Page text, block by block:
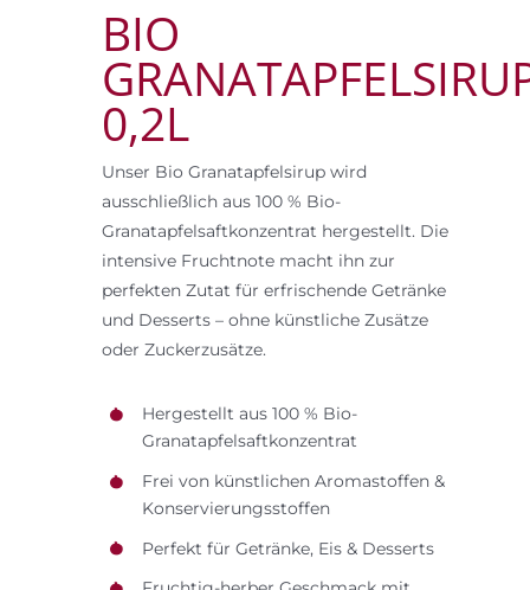
BIO
0,2L
Unser Bio Granatapfelsirup wird
ausschließlich aus 100 % Bio-
Granatapfelsaftkonzentrat hergestellt. Die
intensive Fruchtnote macht ihn zur
perfekten Zutat für erfrischende Getränke
und Desserts – ohne künstliche Zusätze
oder Zuckerzusätze.
Hergestellt aus 100 % Bio-
Granatapfelsaftkonzentrat
Frei von künstlichen Aromastoffen &
Konservierungsstoffen
Perfekt für Getränke, Eis & Desserts